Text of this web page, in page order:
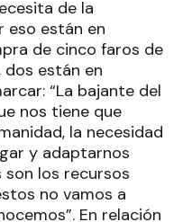
de la
eso están en
de cinco faros de
dos están en
“La bajante del
nos tiene que
la necesidad
y adaptarnos
los recursos
no vamos a
En relación